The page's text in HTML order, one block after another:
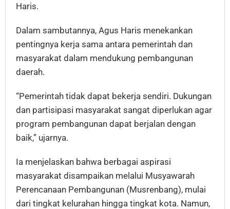
Haris.
Dalam sambutannya, Agus Haris menekankan
pentingnya kerja sama antara pemerintah dan
masyarakat dalam mendukung pembangunan
daerah.
“Pemerintah tidak dapat bekerja sendiri. Dukungan
dan partisipasi masyarakat sangat diperlukan agar
program pembangunan dapat berjalan dengan
baik,” ujarnya.
Ia menjelaskan bahwa berbagai aspirasi
masyarakat disampaikan melalui Musyawarah
Perencanaan Pembangunan (Musrenbang), mulai
dari tingkat kelurahan hingga tingkat kota. Namun,